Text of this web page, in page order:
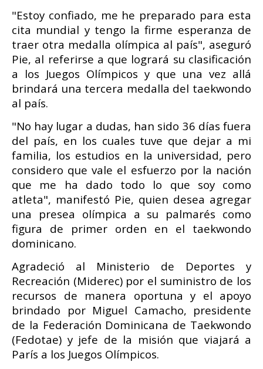
"Estoy confiado, me he preparado para esta
cita mundial y tengo la firme esperanza de
traer otra medalla olímpica al país", aseguró
Pie, al referirse a que logrará su clasificación
a los Juegos Olímpicos y que una vez allá
brindará una tercera medalla del taekwondo
al país.
"No hay lugar a dudas, han sido 36 días fuera
del país, en los cuales tuve que dejar a mi
familia, los estudios en la universidad, pero
considero que vale el esfuerzo por la nación
que me ha dado todo lo que soy como
atleta", manifestó Pie, quien desea agregar
una presea olímpica a su palmarés como
figura de primer orden en el taekwondo
dominicano.
Agradeció al Ministerio de Deportes y
Recreación (Miderec) por el suministro de los
recursos de manera oportuna y el apoyo
brindado por Miguel Camacho, presidente
de la Federación Dominicana de Taekwondo
(Fedotae) y jefe de la misión que viajará a
París a los Juegos Olímpicos.